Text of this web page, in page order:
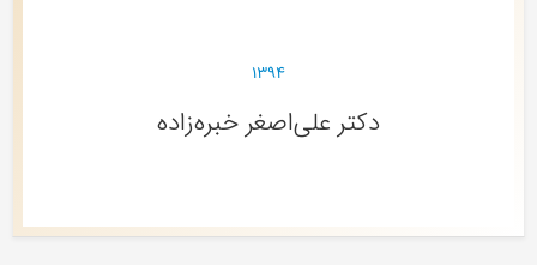
۱۳۹۴
دکتر علی‌‌اصغر خبره‌زاده